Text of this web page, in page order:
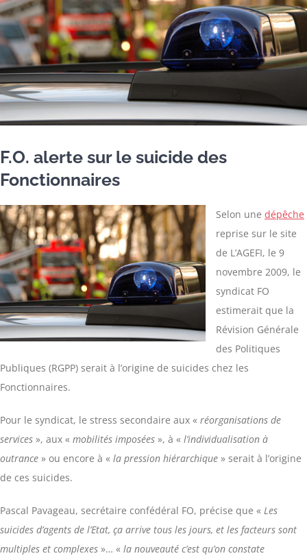
F.O. alerte sur le suicide des
Fonctionnaires
Selon une dépêche
reprise sur le site
de L’AGEFI, le 9
novembre 2009, le
syndicat FO
estimerait que la
Révision Générale
des Politiques
Publiques (RGPP) serait à l’origine de suicides chez les
Fonctionnaires.
Pour le syndicat, le stress secondaire aux « réorganisations de
services », aux « mobilités imposées », à « l’individualisation à
outrance » ou encore à « la pression hiérarchique » serait à l’origine
de ces suicides.
Pascal Pavageau, secrétaire confédéral FO, précise que « Les
suicides d’agents de l’Etat, ça arrive tous les jours, et les facteurs sont
multiples et complexes »… « la nouveauté c’est qu’on constate